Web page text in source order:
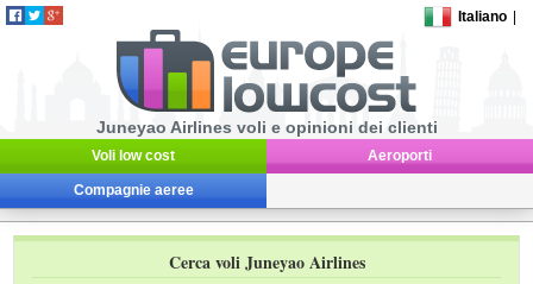
Italiano
Juneyao Airlines voli e opinioni dei clienti
Voli low cost Aeroporti
Compagnie aeree
Cerca voli Juneyao Airlines